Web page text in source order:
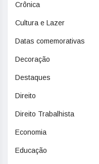
Crônica
Cultura e Lazer
Datas comemorativas
Decoração
Destaques
Direito
Direito Trabalhista
Economia
Educação